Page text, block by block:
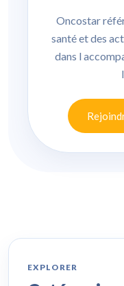
Oncostar
santé et des
dans l
EXPLORER